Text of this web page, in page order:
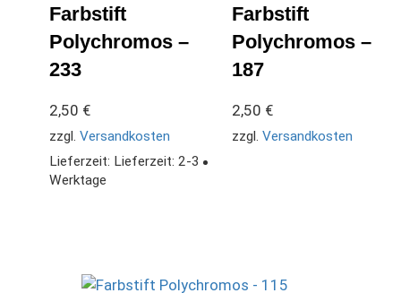
Farbstift
Polychromos –
233
2,50 €
zzgl. Versandkosten
Lieferzeit: Lieferzeit: 2-3
Werktage
Farbstift
Polychromos –
187
2,50 €
zzgl. Versandkosten